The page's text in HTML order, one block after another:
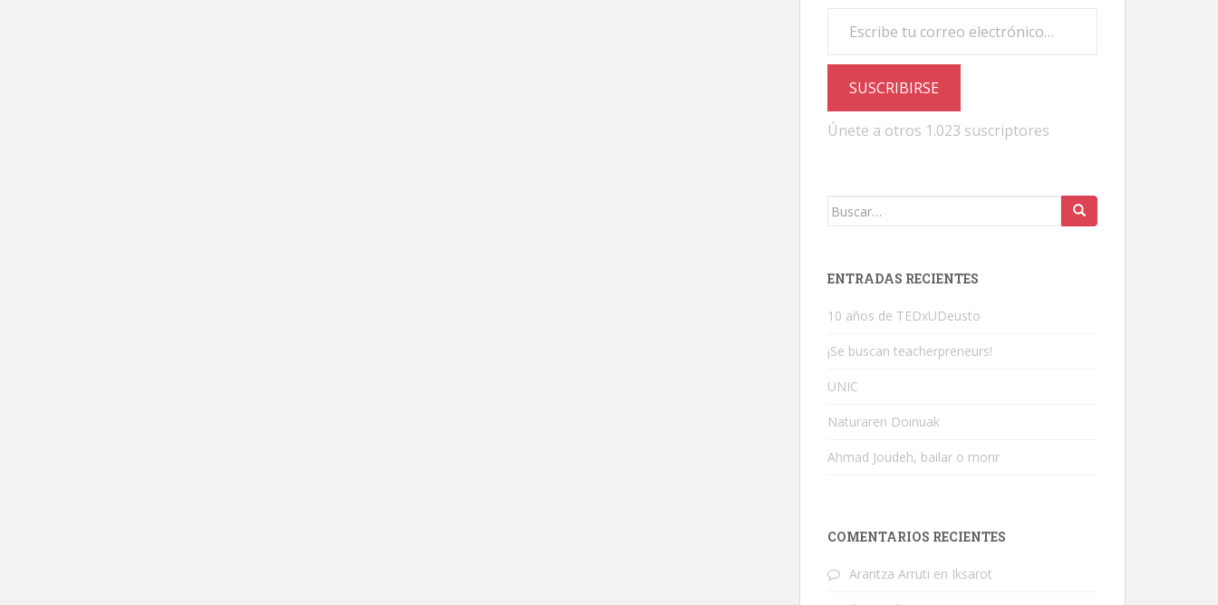
SUSCRIBIRSE
Únete a otros 1.023 suscriptores
Buscar:
ENTRADAS RECIENTES
10 años de TEDxUDeusto
¡Se buscan teacherpreneurs!
UNIC
Naturaren Doinuak
Ahmad Joudeh, bailar o morir
COMENTARIOS RECIENTES
Arantza Arruti en Iksarot